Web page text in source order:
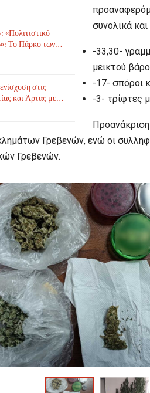
Το Πάρκο των…
στις
και Άρτας με…
συνολικά
-33,30-
μεικτού
-17- σπόροι
-3- τρίφτες
Γρεβενών, ενώ οι
Γρεβενών.